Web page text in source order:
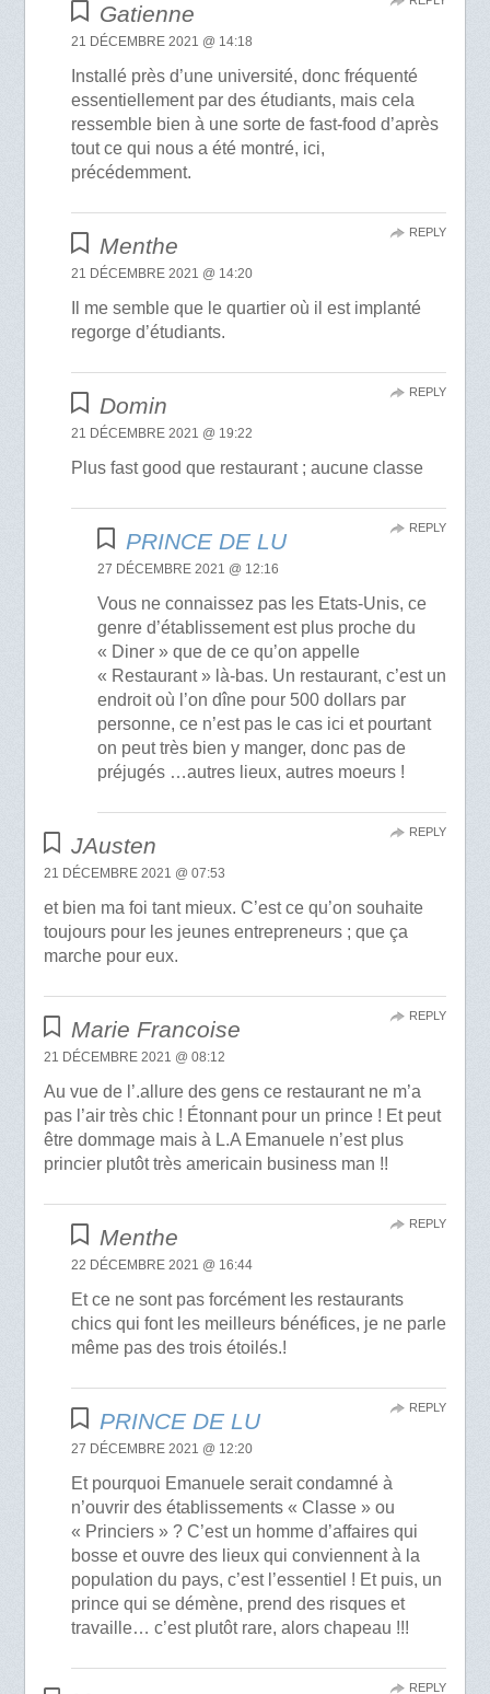
Gatienne
21 DÉCEMBRE 2021 @ 14:18
Installé près d’une université, donc fréquenté
essentiellement par des étudiants, mais cela
ressemble bien à une sorte de fast-food d’après
tout ce qui nous a été montré, ici,
précédemment.
Menthe
21 DÉCEMBRE 2021 @ 14:20
Il me semble que le quartier où il est implanté
regorge d’étudiants.
REPLY
Domin
21 DÉCEMBRE 2021 @ 19:22
Plus fast good que restaurant ; aucune classe
REPLY
PRINCE DE LU
27 DÉCEMBRE 2021 @ 12:16
Vous ne connaissez pas les Etats-Unis, ce
genre d’établissement est plus proche du
« Diner » que de ce qu’on appelle
« Restaurant » là-bas. Un restaurant, c’est un
endroit où l’on dîne pour 500 dollars par
personne, ce n’est pas le cas ici et pourtant
on peut très bien y manger, donc pas de
préjugés …autres lieux, autres moeurs !
REPLY
JAusten
21 DÉCEMBRE 2021 @ 07:53
et bien ma foi tant mieux. C’est ce qu’on souhaite
toujours pour les jeunes entrepreneurs ; que ça
marche pour eux.
REPLY
Marie Francoise
21 DÉCEMBRE 2021 @ 08:12
Au vue de l’.allure des gens ce restaurant ne m’a
pas l’air très chic ! Étonnant pour un prince ! Et peut
être dommage mais à L.A Emanuele n’est plus
princier plutôt très americain business man !!
REPLY
Menthe
22 DÉCEMBRE 2021 @ 16:44
Et ce ne sont pas forcément les restaurants
chics qui font les meilleurs bénéfices, je ne parle
même pas des trois étoilés.!
REPLY
PRINCE DE LU
27 DÉCEMBRE 2021 @ 12:20
Et pourquoi Emanuele serait condamné à
n’ouvrir des établissements « Classe » ou
« Princiers » ? C’est un homme d’affaires qui
bosse et ouvre des lieux qui conviennent à la
population du pays, c’est l’essentiel ! Et puis, un
prince qui se démène, prend des risques et
travaille… c’est plutôt rare, alors chapeau !!!
REPLY
REPLY